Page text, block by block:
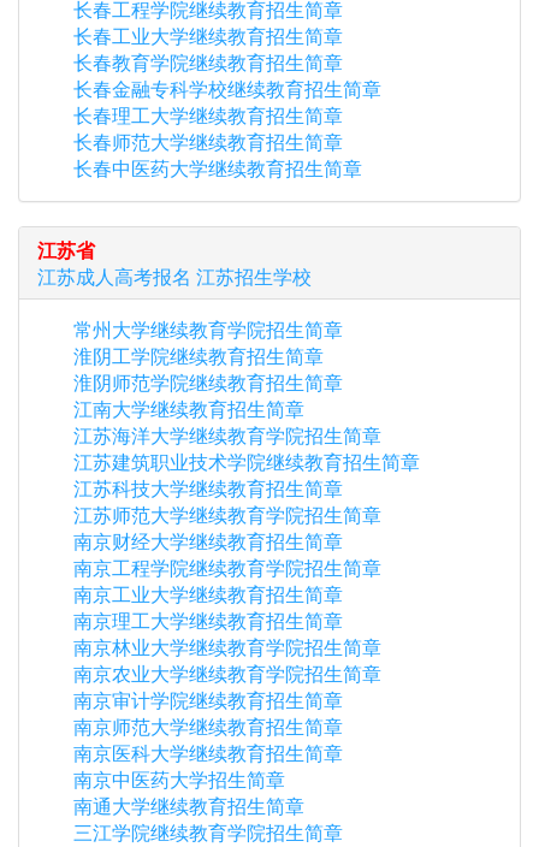
长春工程学院继续教育招生简章
长春工业大学继续教育招生简章
长春教育学院继续教育招生简章
长春金融专科学校继续教育招生简章
长春理工大学继续教育招生简章
长春师范大学继续教育招生简章
长春中医药大学继续教育招生简章
江苏省
江苏成人高考报名 江苏招生学校
常州大学继续教育学院招生简章
淮阴工学院继续教育招生简章
淮阴师范学院继续教育招生简章
江南大学继续教育招生简章
江苏海洋大学继续教育学院招生简章
江苏建筑职业技术学院继续教育招生简章
江苏科技大学继续教育招生简章
江苏师范大学继续教育学院招生简章
南京财经大学继续教育招生简章
南京工程学院继续教育学院招生简章
南京工业大学继续教育招生简章
南京理工大学继续教育招生简章
南京林业大学继续教育学院招生简章
南京农业大学继续教育学院招生简章
南京审计学院继续教育招生简章
南京师范大学继续教育招生简章
南京医科大学继续教育招生简章
南京中医药大学招生简章
南通大学继续教育招生简章
三江学院继续教育学院招生简章